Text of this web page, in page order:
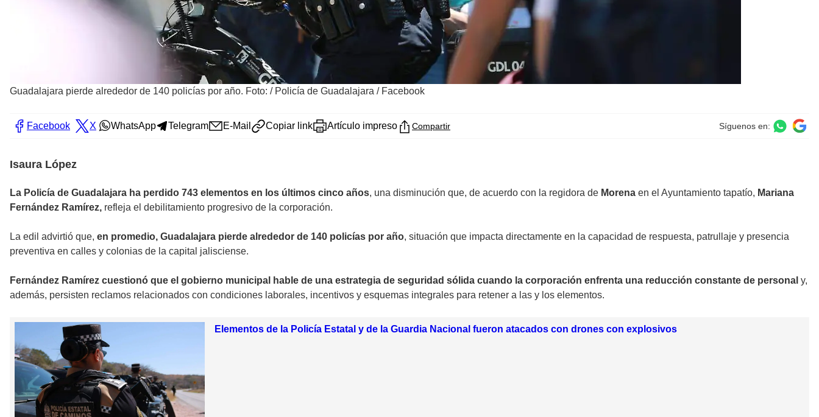
Guadalajara pierde alrededor de 140 policías por año. Foto: / Policía de Guadalajara / Facebook
Facebook X WhatsApp Telegram E-Mail Copiar link Artículo impreso Compartir Síguenos en:
Isaura López
La Policía de Guadalajara ha perdido 743 elementos en los últimos cinco años, una disminución que, de acuerdo con la regidora de Morena en el Ayuntamiento tapatío, Mariana
Fernández Ramírez, refleja el debilitamiento progresivo de la corporación.
La edil advirtió que, en promedio, Guadalajara pierde alrededor de 140 policías por año, situación que impacta directamente en la capacidad de respuesta, patrullaje y presencia
preventiva en calles y colonias de la capital jalisciense.
Fernández Ramírez cuestionó que el gobierno municipal hable de una estrategia de seguridad sólida cuando la corporación enfrenta una reducción constante de personal y,
además, persisten reclamos relacionados con condiciones laborales, incentivos y esquemas integrales para retener a las y los elementos.
Elementos de la Policía Estatal y de la Guardia Nacional fueron atacados con drones con explosivos